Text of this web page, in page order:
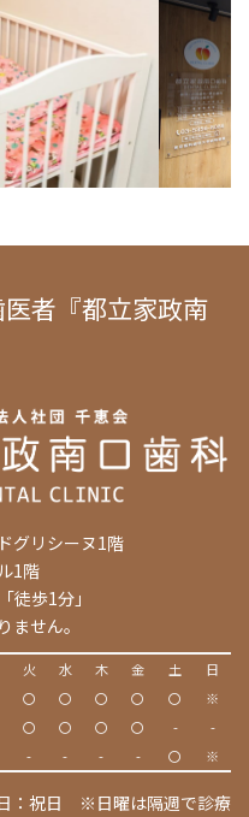
者『都立家政南
グリシーヌ1階
1階
徒歩1分」
せん。
火 水 木 金 土
日
〇 〇 〇 〇 〇
※
〇 〇 〇 〇 -
-
- - - - 〇 ※
：祝日 ※日曜は隔週で診療